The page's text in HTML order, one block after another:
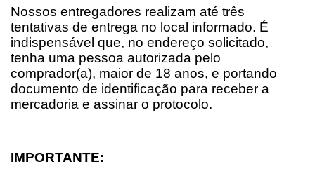
Nossos entregadores realizam até três
tentativas de entrega no local informado. É
indispensável que, no endereço solicitado,
tenha uma pessoa autorizada pelo
comprador(a), maior de 18 anos, e portando
documento de identificação para receber a
mercadoria e assinar o protocolo.
IMPORTANTE: